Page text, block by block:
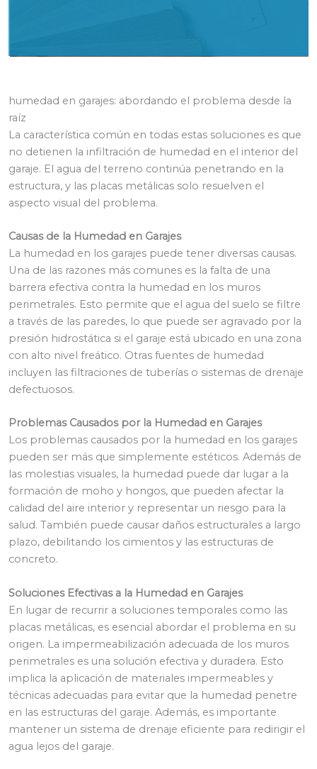
humedad en garajes: abordando el problema desde la
raíz
La característica común en todas estas soluciones es que
no detienen la infiltración de humedad en el interior del
garaje. El agua del terreno continúa penetrando en la
estructura, y las placas metálicas solo resuelven el
aspecto visual del problema.
Causas de la Humedad en Garajes
La humedad en los garajes puede tener diversas causas.
Una de las razones más comunes es la falta de una
barrera efectiva contra la humedad en los muros
perimetrales. Esto permite que el agua del suelo se filtre
a través de las paredes, lo que puede ser agravado por la
presión hidrostática si el garaje está ubicado en una zona
con alto nivel freático. Otras fuentes de humedad
incluyen las filtraciones de tuberías o sistemas de drenaje
defectuosos.
Problemas Causados por la Humedad en Garajes
Los problemas causados por la humedad en los garajes
pueden ser más que simplemente estéticos. Además de
las molestias visuales, la humedad puede dar lugar a la
formación de moho y hongos, que pueden afectar la
calidad del aire interior y representar un riesgo para la
salud. También puede causar daños estructurales a largo
plazo, debilitando los cimientos y las estructuras de
concreto.
Soluciones Efectivas a la Humedad en Garajes
En lugar de recurrir a soluciones temporales como las
placas metálicas, es esencial abordar el problema en su
origen. La impermeabilización adecuada de los muros
perimetrales es una solución efectiva y duradera. Esto
implica la aplicación de materiales impermeables y
técnicas adecuadas para evitar que la humedad penetre
en las estructuras del garaje. Además, es importante
mantener un sistema de drenaje eficiente para redirigir el
agua lejos del garaje.